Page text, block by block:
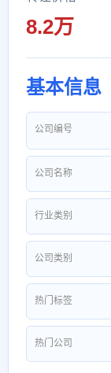
8.2万
基本信息
公司编号
公司名称
行业类别
公司类别
热门标签
热门公司